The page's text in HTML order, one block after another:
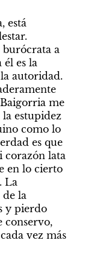
está
burócrata a
él es la
autoridad.
me
estupidez
como lo
es que
corazón lata
en lo cierto
La
la
y pierdo
conservo,
vez más